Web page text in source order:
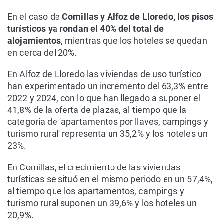
En el caso de Comillas y Alfoz de Lloredo, los pisos
turísticos ya rondan el 40% del total de
alojamientos, mientras que los hoteles se quedan
en cerca del 20%.
En Alfoz de Lloredo las viviendas de uso turístico
han experimentado un incremento del 63,3% entre
2022 y 2024, con lo que han llegado a suponer el
41,8% de la oferta de plazas, al tiempo que la
categoría de 'apartamentos por llaves, campings y
turismo rural' representa un 35,2% y los hoteles un
23%.
En Comillas, el crecimiento de las viviendas
turísticas se situó en el mismo periodo en un 57,4%,
al tiempo que los apartamentos, campings y
turismo rural suponen un 39,6% y los hoteles un
20,9%.